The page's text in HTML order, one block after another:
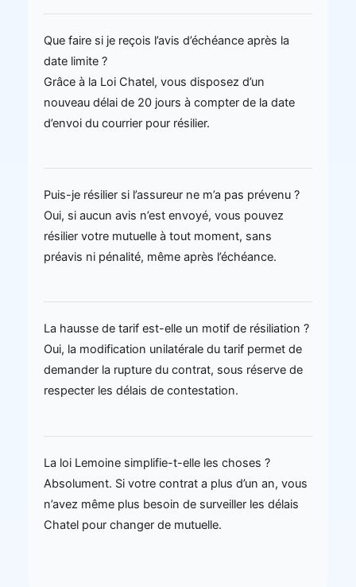
Que faire si je reçois l’avis d’échéance après la
date limite ?
Grâce à la Loi Chatel, vous disposez d’un
nouveau délai de 20 jours à compter de la date
d’envoi du courrier pour résilier.
Puis-je résilier si l’assureur ne m’a pas prévenu ?
Oui, si aucun avis n’est envoyé, vous pouvez
résilier votre mutuelle à tout moment, sans
préavis ni pénalité, même après l’échéance.
La hausse de tarif est-elle un motif de résiliation ?
Oui, la modification unilatérale du tarif permet de
demander la rupture du contrat, sous réserve de
respecter les délais de contestation.
La loi Lemoine simplifie-t-elle les choses ?
Absolument. Si votre contrat a plus d’un an, vous
n’avez même plus besoin de surveiller les délais
Chatel pour changer de mutuelle.